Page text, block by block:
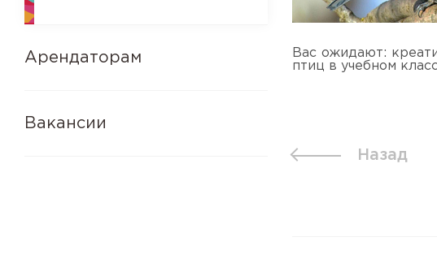
Арендаторам
Вакансии
Вас ожидают:
птиц в учебном
Назад